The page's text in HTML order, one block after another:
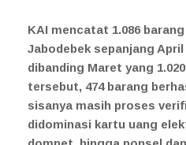
KAI mencatat 1.086
Jabodebek sepanjang April
dibanding Maret yang
tersebut, 474 barang
sisanya masih proses
didominasi kartu uang